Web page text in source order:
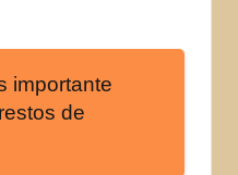
importante
de